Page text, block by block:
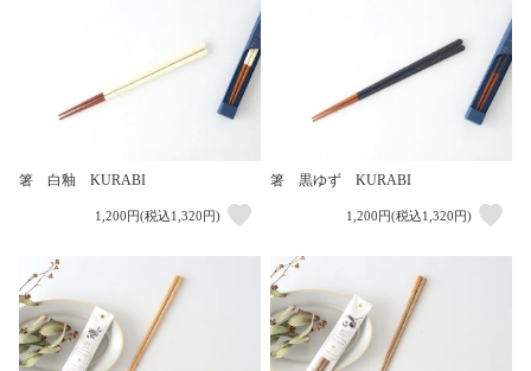
箸 白釉 KURABI
1,200円(税込1,320円)
箸 黒ゆず KURABI
1,200円(税込1,320円)